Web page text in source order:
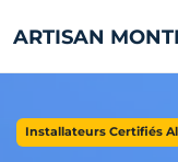
ARTISAN
Installateurs Certifiés